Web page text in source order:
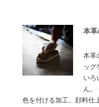
本革
本革
ッグ
いろ
ん。
色を付ける加工、顔料仕